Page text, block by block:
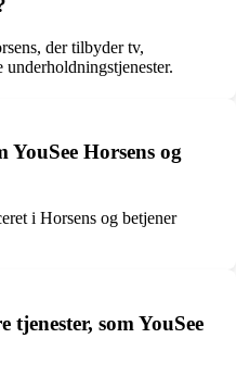
der tilbyder tv,
Horsens og
i Horsens og betjener
som YouSee